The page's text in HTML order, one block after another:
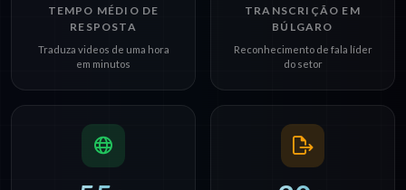
TEMPO MÉDIO DE
RESPOSTA
Traduza videos de uma hora
em minutos
TRANSCRIÇÃO EM
BÚLGARO
Reconhecimento de fala líder
do setor